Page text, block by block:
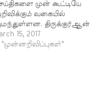
முன் கூட்டியே
வகையில்
திருக்குர்ஆன்
அவை அப்படியே
அவற்றை
15, 2017
"முன்னறிவிப்புகள்"